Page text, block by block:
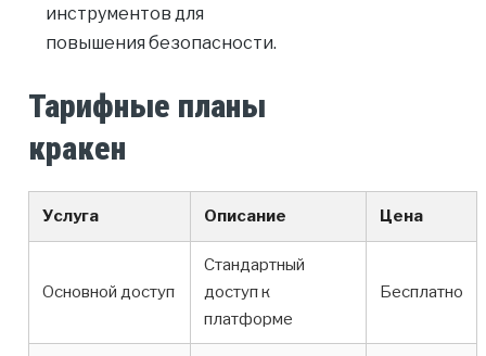
инструментов для
повышения безопасности.
Тарифные планы
кракен
Услуга Описание Цена
Основной доступ
Стандартный
доступ к
платформе
Бесплатно